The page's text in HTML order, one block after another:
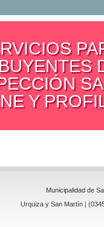
Y
Municipalidad de
Urquiza y San Martín |